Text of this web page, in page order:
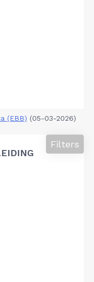
(EBB) (05-03-2026)
Filters